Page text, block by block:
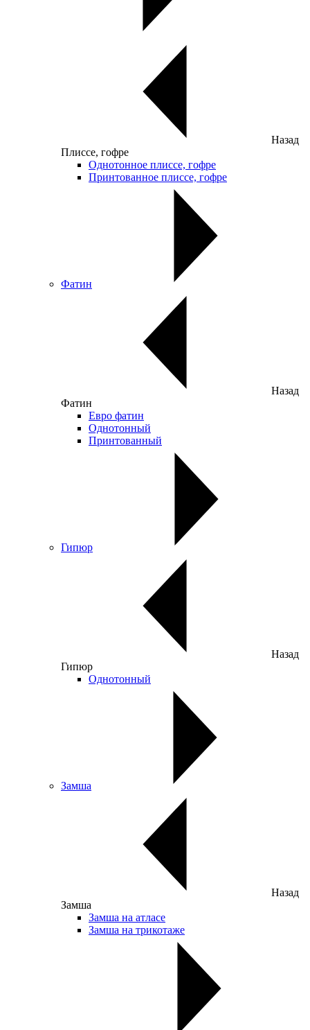
Назад
Плиссе, гофре
Однотонное плиссе, гофре
Принтованное плиссе, гофре
Фатин
Назад
Фатин
Евро фатин
Однотонный
Принтованный
Гипюр
Назад
Гипюр
Однотонный
Замша
Назад
Замша
Замша на атласе
Замша на трикотаже